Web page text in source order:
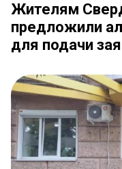
Жителям
предложили
для подачи